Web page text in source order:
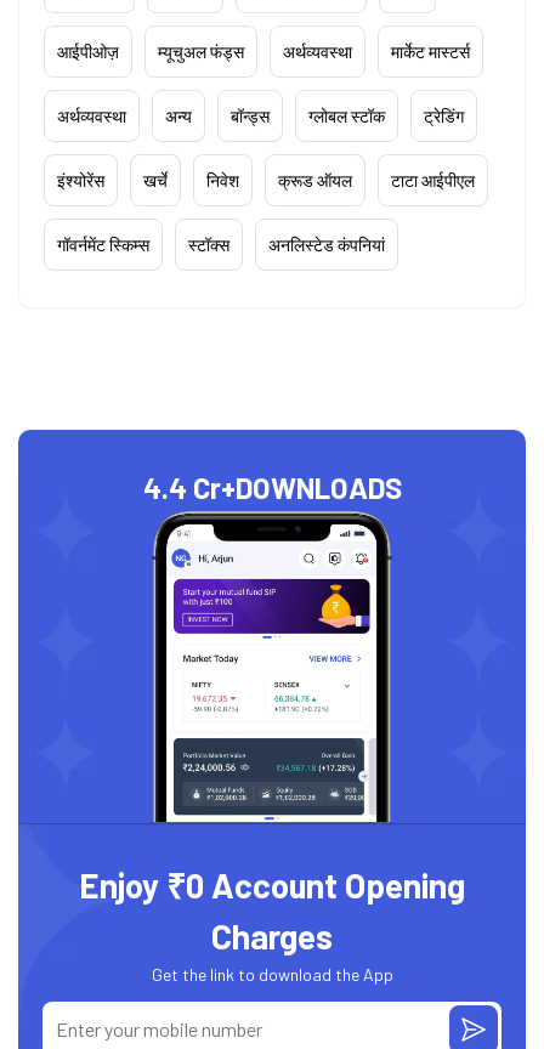
आईपीओज़ म्यूचुअल फंड्स अर्थव्यवस्था मार्केट मास्टर्स
अर्थव्यवस्था अन्य बॉन्ड्स ग्लोबल स्टॉक ट्रेडिंग
इंश्योरेंस खर्चे निवेश क्रूड ऑयल टाटा आईपीएल
गॉवर्नमेंट स्किम्स स्टॉक्स अनलिस्टेड कंपनियां
4.4 Cr+DOWNLOADS
Enjoy ₹0 Account Opening
Charges
Get the link to download the App